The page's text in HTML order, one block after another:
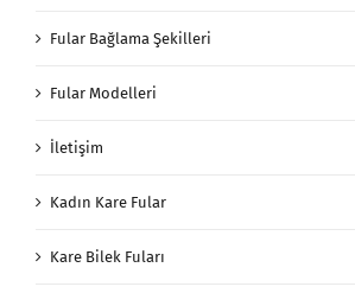
Fular Bağlama Şekilleri
Fular Modelleri
İletişim
Kadın Kare Fular
Kare Bilek Fuları